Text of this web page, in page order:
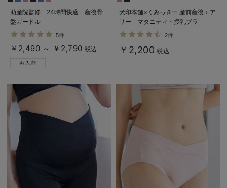
助産院監修 24時間快適 産後骨
盤ガードル
5件
￥2,490 ～ ￥2,790 税込
犬印本舗×くみっきー 産前産後エア
リー マタニティ・授乳ブラ
2件
￥2,200 税込